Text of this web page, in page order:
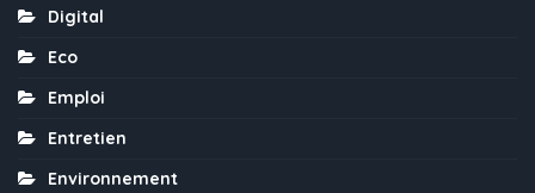
Digital
Eco
Emploi
Entretien
Environnement